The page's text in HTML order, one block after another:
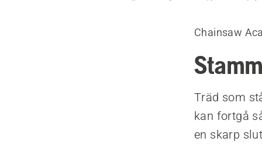
Chainsaw
Träd som
kan fortgå
en skarp